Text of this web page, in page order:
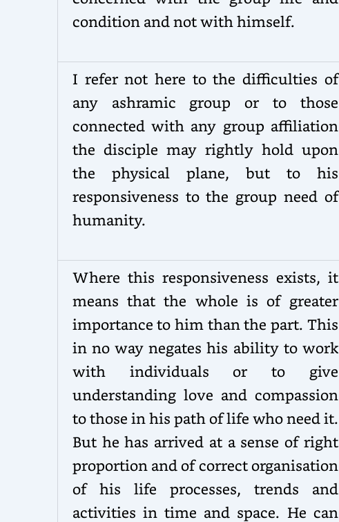
condition and not with himself.
I refer not here to the difficulties of
any ashramic group or to those
connected with any group affiliation
the disciple may rightly hold upon
the physical plane, but to his
responsiveness to the group need of
humanity.
Where this responsiveness exists, it
means that the whole is of greater
importance to him than the part. This
in no way negates his ability to work
with individuals or to give
understanding love and compassion
to those in his path of life who need it.
But he has arrived at a sense of right
proportion and of correct organisation
of his life processes, trends and
activities in time and space. He can